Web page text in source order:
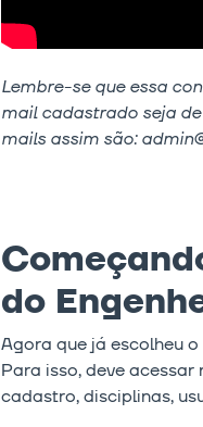
Lembre-se que essa
mail cadastrado seja
mails assim são:
do
Agora que já escolheu
Para isso, deve
cadastro, disciplinas,